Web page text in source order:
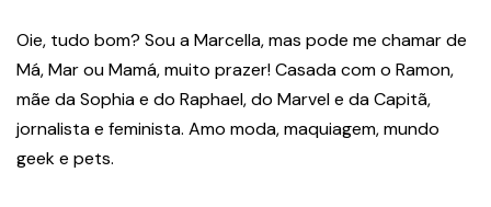
Oie, tudo bom? Sou a Marcella, mas pode me chamar de
Má, Mar ou Mamá, muito prazer! Casada com o Ramon,
mãe da Sophia e do Raphael, do Marvel e da Capitã,
jornalista e feminista. Amo moda, maquiagem, mundo
geek e pets.